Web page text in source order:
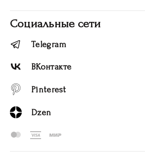
Социальные сети
Telegram
ВКонтакте
Pinterest
Dzen